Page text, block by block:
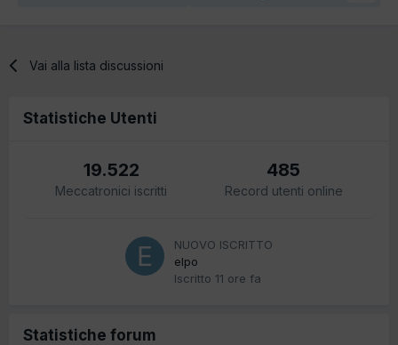
Vai alla lista discussioni
Statistiche Utenti
19.522
Meccatronici iscritti
485
Record utenti online
NUOVO ISCRITTO
elpo
Iscritto 11 ore fa
Statistiche forum